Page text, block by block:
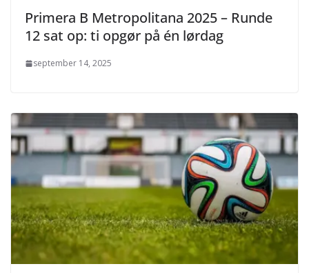
Primera B Metropolitana 2025 – Runde
12 sat op: ti opgør på én lørdag
september 14, 2025